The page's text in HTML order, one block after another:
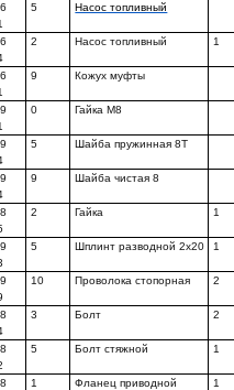
5 Насос топливный
2 Насос топливный 1
9 Кожух муфты
0 Гайка М8
5 Шайба пружинная 8Т
9 Шайба чистая 8
2 Гайка 1
5 Шплинт разводной 2x20 1
10 Проволока стопорная 2
3 Болт 2
5 Болт стяжной 1
1
Фланец приводной
1